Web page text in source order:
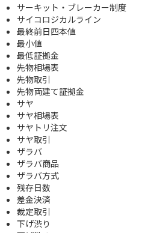
サーキット・ブレーカー制度
サイコロジカルライン
最終前日四本値
最小値
最低証拠金
先物相場表
先物取引
先物両建て証拠金
サヤ
サヤ相場表
サヤトリ注文
サヤ取引
ザラバ
ザラバ商品
ザラバ方式
残存日数
差金決済
裁定取引
下げ渋り